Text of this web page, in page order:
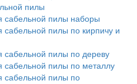
пилы
сабельной пилы наборы
сабельной пилы по кирпичу и
сабельной пилы по дереву
сабельной пилы по металлу
сабельной пилы по